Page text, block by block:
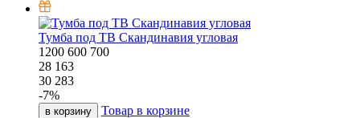
Тумба под ТВ Скандинавия угловая
1200 600 700
28 163
30 283
-7%
в корзину Товар в корзине